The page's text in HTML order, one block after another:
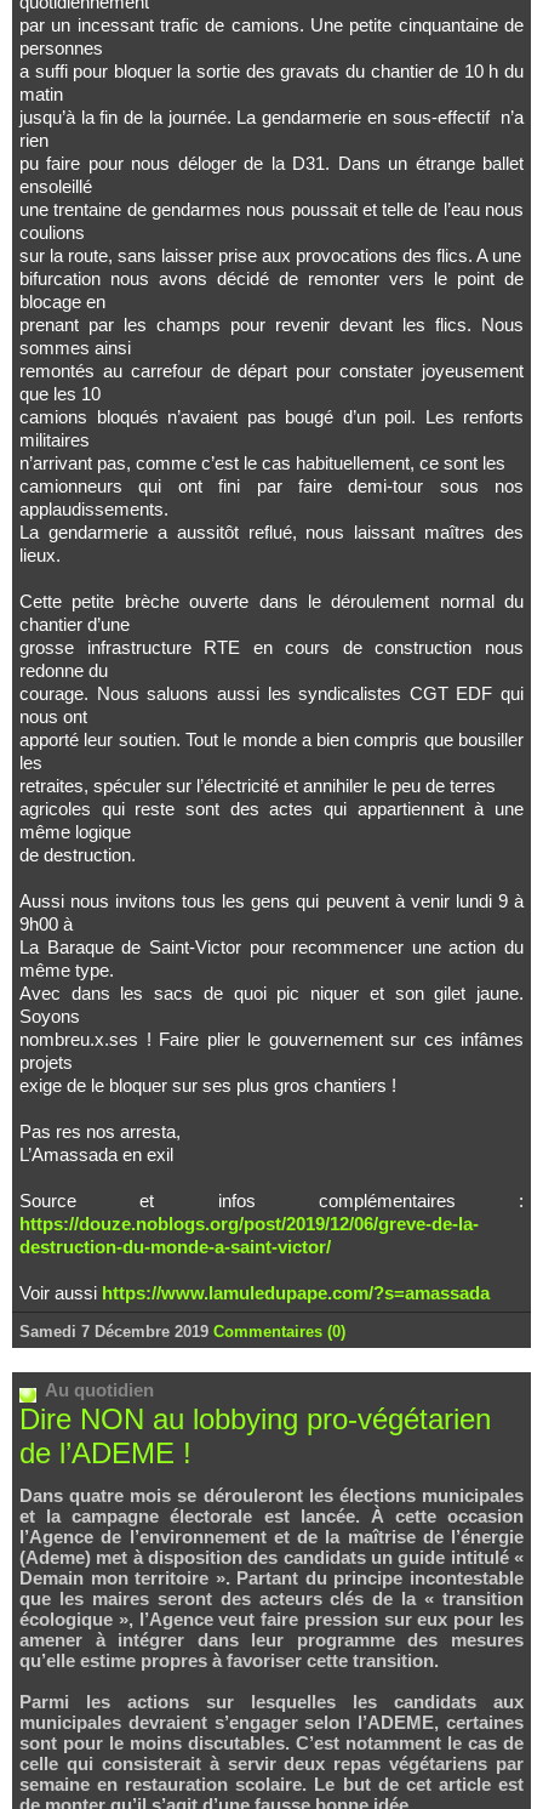
par un incessant trafic de camions. Une petite cinquantaine de
personnes
a suffi pour bloquer la sortie des gravats du chantier de 10 h du
matin
jusqu’à la fin de la journée. La gendarmerie en sous-effectif n’a
rien
pu faire pour nous déloger de la D31. Dans un étrange ballet
ensoleillé
une trentaine de gendarmes nous poussait et telle de l’eau nous
coulions
sur la route, sans laisser prise aux provocations des flics. A une
bifurcation nous avons décidé de remonter vers le point de
blocage en
prenant par les champs pour revenir devant les flics. Nous
sommes ainsi
remontés au carrefour de départ pour constater joyeusement
que les 10
camions bloqués n’avaient pas bougé d’un poil. Les renforts
militaires
n’arrivant pas, comme c’est le cas habituellement, ce sont les
camionneurs qui ont fini par faire demi-tour sous nos
applaudissements.
La gendarmerie a aussitôt reflué, nous laissant maîtres des
lieux.
Cette petite brèche ouverte dans le déroulement normal du
chantier d’une
grosse infrastructure RTE en cours de construction nous
redonne du
courage. Nous saluons aussi les syndicalistes CGT EDF qui
nous ont
apporté leur soutien. Tout le monde a bien compris que bousiller
les
retraites, spéculer sur l’électricité et annihiler le peu de terres
agricoles qui reste sont des actes qui appartiennent à une
même logique
de destruction.
Aussi nous invitons tous les gens qui peuvent à venir lundi 9 à
9h00 à
La Baraque de Saint-Victor pour recommencer une action du
même type.
Avec dans les sacs de quoi pic niquer et son gilet jaune.
Soyons
nombreu.x.ses ! Faire plier le gouvernement sur ces infâmes
projets
exige de le bloquer sur ses plus gros chantiers !
Pas res nos arresta,
L’Amassada en exil
Source et infos complémentaires :
https://douze.noblogs.org/post/2019/12/06/greve-de-la-
destruction-du-monde-a-saint-victor/
Voir aussi https://www.lamuledupape.com/?s=amassada
Samedi 7 Décembre 2019 Commentaires (0)
Au quotidien
Dire NON au lobbying pro-végétarien
de l’ADEME !
Dans quatre mois se dérouleront les élections municipales
et la campagne électorale est lancée. À cette occasion
l’Agence de l’environnement et de la maîtrise de l’énergie
(Ademe) met à disposition des candidats un guide intitulé «
Demain mon territoire ». Partant du principe incontestable
que les maires seront des acteurs clés de la « transition
écologique », l’Agence veut faire pression sur eux pour les
amener à intégrer dans leur programme des mesures
qu’elle estime propres à favoriser cette transition.
Parmi les actions sur lesquelles les candidats aux
municipales devraient s’engager selon l’ADEME, certaines
sont pour le moins discutables. C’est notamment le cas de
celle qui consisterait à servir deux repas végétariens par
semaine en restauration scolaire. Le but de cet article est
de monter qu’il s’agit d’une fausse bonne idée.